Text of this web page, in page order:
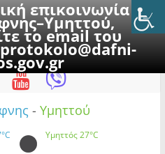
επικοινωνία με
το email του
protokolo@dafni-
2026
- Υμηττού
Υμηττός27°C